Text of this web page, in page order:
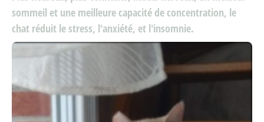
sommeil et une meilleure capacité de concentration, le
chat réduit le stress, l'anxiété, et l'insomnie.